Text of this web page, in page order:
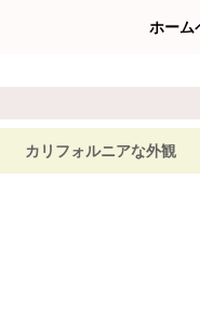
ホーム
カリフォルニアな外観